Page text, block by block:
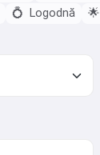
💍 Logodnă 🌟